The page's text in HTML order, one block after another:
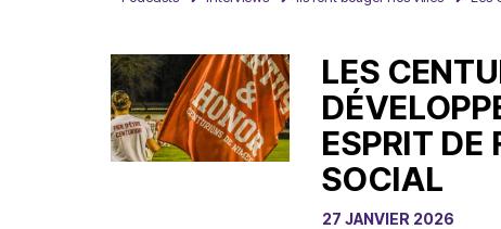
LES
ESPRIT DE
SOCIAL
27 JANVIER 2026